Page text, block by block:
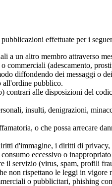
effettuate per i
a un altro membro attraverso
(adescamento,
diffondendo dei messaggi o
all'ordine pubblico.
contrari alle disposizioni del
insulti, denigrazioni,
o che possa arrecare
d'immagine, i diritti di
eccessivo o
il servizio (virus, spam, profili
non rispettano le leggi in vigore
o pubblicitari, phishing